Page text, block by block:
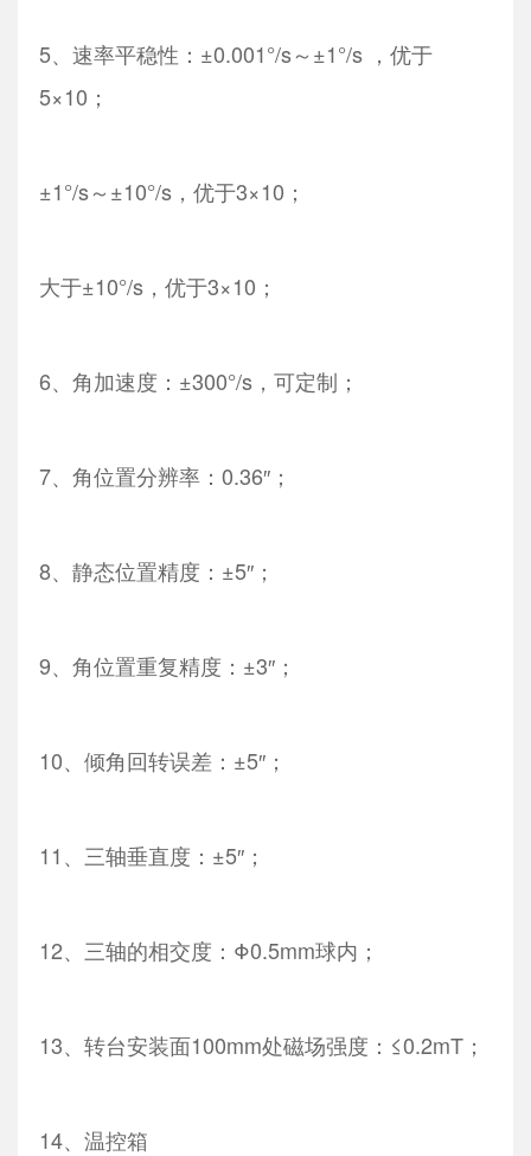
5、速率平稳性：±0.001°/s～±1°/s ，优于
5×10；
±1°/s～±10°/s，优于3×10；
大于±10°/s，优于3×10；
6、角加速度：±300°/s，可定制；
7、角位置分辨率：0.36″；
8、静态位置精度：±5″；
9、角位置重复精度：±3″；
10、倾角回转误差：±5″；
11、三轴垂直度：±5″；
12、三轴的相交度：Φ0.5mm球内；
13、转台安装面100mm处磁场强度：≤0.2mT；
14、温控箱